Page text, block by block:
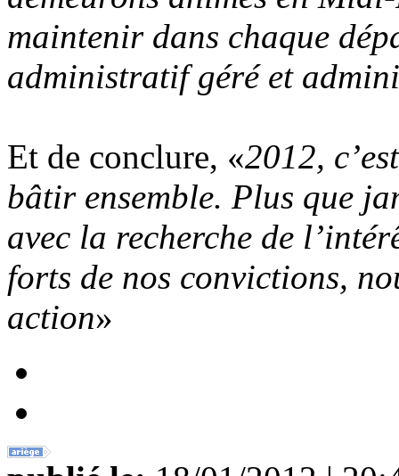
maintenir dans chaque
administratif géré et
Et de conclure, «2012,
bâtir ensemble. Plus que
avec la recherche de
forts de nos convictions,
action»